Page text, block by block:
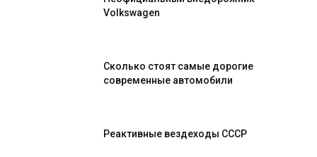
Volkswagen
Сколько стоят самые дорогие
современные автомобили
Реактивные вездеходы СССР